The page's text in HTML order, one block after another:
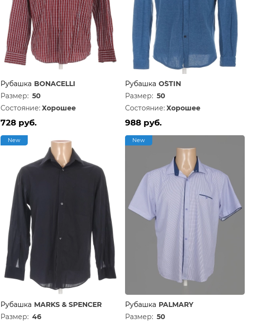
Рубашка BONACELLI
Размер: 50
Состояние: Хорошее
728 руб.
Рубашка O`STIN
Размер: 50
Состояние: Хорошее
988 руб.
New
Рубашка MARKS & SPENCER
Размер: 46
New
Рубашка PALMARY
Размер: 50